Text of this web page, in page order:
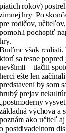
piatich rokov)
zimnej hry. Po
pre rodičov,
pomohli pochopiť
hry.
Buďme však realisti.
ktorí sa tesne
nevšimli – tlačili
herci ešte len
predstavení by som
hrubý prejav
„postmoderny
základná výchova a
poznám ako učiteľ
o postdivadelnom